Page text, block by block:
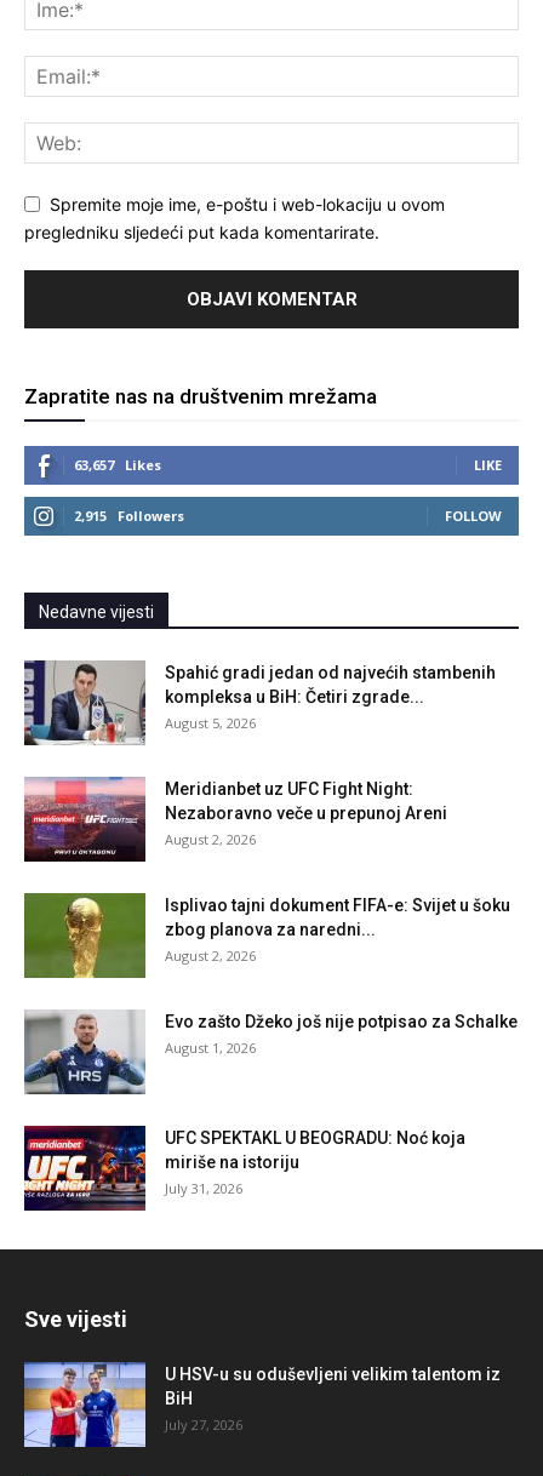
Spremite moje ime, e-poštu i web-lokaciju u ovom
pregledniku sljedeći put kada komentarirate.
Zapratite nas na društvenim mrežama
63,657 Likes LIKE
2,915 Followers FOLLOW
Nedavne vijesti
Spahić gradi jedan od najvećih stambenih
kompleksa u BiH: Četiri zgrade...
August 5, 2026
Meridianbet uz UFC Fight Night:
Nezaboravno veče u prepunoj Areni
August 2, 2026
Isplivao tajni dokument FIFA-e: Svijet u šoku
zbog planova za naredni...
August 2, 2026
Evo zašto Džeko još nije potpisao za Schalke
August 1, 2026
UFC SPEKTAKL U BEOGRADU: Noć koja
miriše na istoriju
July 31, 2026
Sve vijesti
U HSV-u su oduševljeni velikim talentom iz
BiH
July 27, 2026